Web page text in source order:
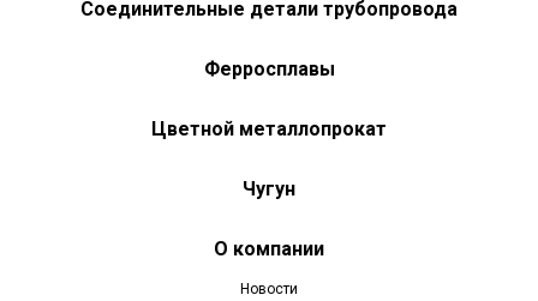
Соединительные детали трубопровода
Ферросплавы
Цветной металлопрокат
Чугун
О компании
Новости